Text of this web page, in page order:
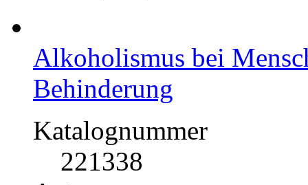
Alkoholismus bei
Behinderung
Katalognummer
221338